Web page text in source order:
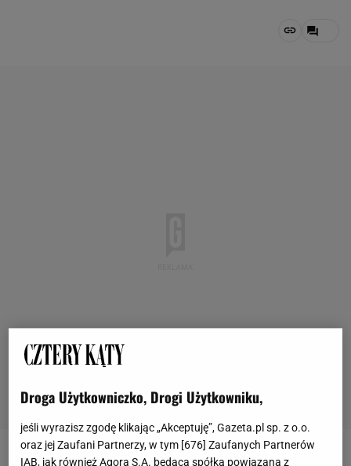
Droga Użytkowniczko, Drogi Użytkowniku,
jeśli wyrazisz zgodę klikając „Akceptuję”, Gazeta.pl sp. z o.o.
oraz jej Zaufani Partnerzy, w tym [676] Zaufanych Partnerów
IAB, jak również Agora S.A. będąca spółką powiązaną z